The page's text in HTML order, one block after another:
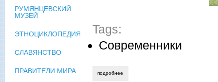
Tags:
Современники
подробнее
РУМЯНЦЕВСКИЙ
МУЗЕЙ
ЭТНОЦИКЛОПЕДИЯ
СЛАВЯНСТВО
ПРАВИТЕЛИ МИРА